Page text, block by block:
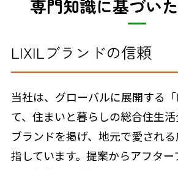
専門知識に基づい
LIXILブランドの信頼
当社は、グローバルに展開する
て、住まいと暮らしの総合住生
ブランドを掲げ、地元で愛され
指しています。提案からアフタ